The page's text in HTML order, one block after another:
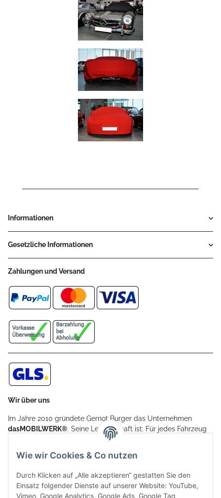
Informationen
Gesetzliche Informationen
Zahlungen und Versand
Wir über uns
Im Jahre 2010 gründete Gernot Burger das Unternehmen
dasMOBILWERK®. Seine Leidenschaft ist: Für jedes Fahrzeug
ein Car Cover anzubieten - passgenau und individuell.
Aufgrund der vielen positiven Kundenrückmeldungen kamen
weitere Produkte, wie Reifenschuhe, Hardtopständer hinzu.
Seine Reifenschoner werden in Deutschland produziert und
sind mit hochwertigen Techniken und Materialien gefertigt.
Wie wir Cookies & Co nutzen
Durch Klicken auf „Alle akzeptieren“ gestatten Sie den
Einsatz folgender Dienste auf unserer Website: YouTube,
Vimeo, Google Analytics, Google Ads, Google Tag